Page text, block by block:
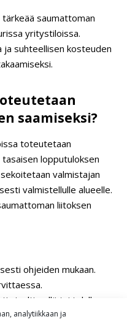
analytiikkaan ja
saumattoman
yritystiloissa.
suhteellisen kosteuden
saamiseksi?
toteutetaan
tasaisen lopputuloksen
valmistajan
valmistellulle alueelle.
liitoksen
ohjeiden mukaan.
siveltimellä tai telalla.
liitoksen